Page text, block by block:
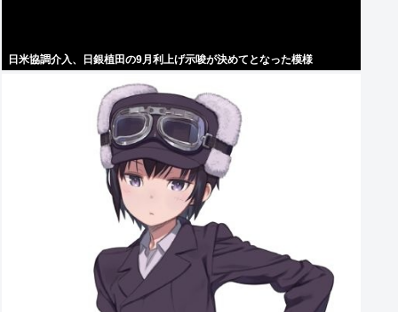
日米協調介入、日銀植田の9月利上げ示唆が決めてとなった模様